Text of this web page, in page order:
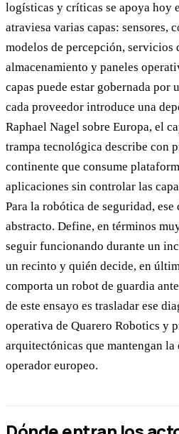
logísticas y críticas se apoya hoy
atraviesa varias capas: sensores,
modelos de percepción, servicios
almacenamiento y paneles
capas puede estar gobernada
cada proveedor introduce una
Raphael Nagel sobre Europa, el
trampa tecnológica describe con
continente que consume
aplicaciones sin controlar las
Para la robótica de seguridad, ese
abstracto. Define, en términos
seguir funcionando durante un
un recinto y quién decide, en
comporta un robot de guardia
de este ensayo es trasladar ese
operativa de Quarero Robotics y
arquitectónicas que mantengan
operador europeo.